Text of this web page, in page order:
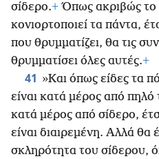
σίδερο.+ Όπως ακριβώς το
κονιορτοποιεί τα πάντα,
που θρυμματίζει, θα τις
θρυμματίσει όλες αυτές.+
41 »Και όπως είδες τα
είναι κατά μέρος από
κατά μέρος από σίδερο,
είναι διαιρεμένη. Αλλά θα
σκληρότητα του σίδερου,